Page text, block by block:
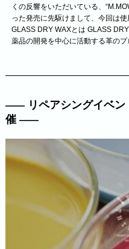
くの反響をいただいている、
った発売に先駆けまして、今回は
GLASS DRY WAXとは GLASS
薬品の開発を中心に活動する革のプ
リペアシングイベ
催